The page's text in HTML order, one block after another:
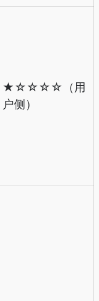
★☆☆☆☆（用
户侧）